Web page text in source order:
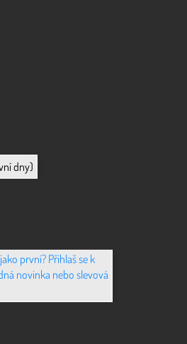
dny)
první? Přihlaš se k
novinka nebo slevová